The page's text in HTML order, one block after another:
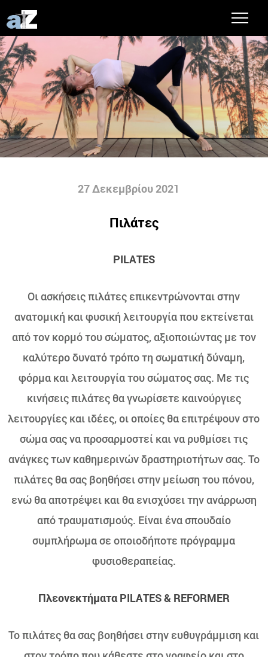
27 Δεκεμβρίου 2021
Πιλάτες
PILATES
Οι ασκήσεις πιλάτες επικεντρώνονται στην
ανατομική και φυσική λειτουργία που εκτείνεται
από τον κορμό του σώματος, αξιοποιώντας με τον
καλύτερο δυνατό τρόπο τη σωματική δύναμη,
φόρμα και λειτουργία του σώματος σας. Με τις
κινήσεις πιλάτες θα γνωρίσετε καινούργιες
λειτουργίες και ιδέες, οι οποίες θα επιτρέψουν στο
σώμα σας να προσαρμοστεί και να ρυθμίσει τις
ανάγκες των καθημερινών δραστηριοτήτων σας. Το
πιλάτες θα σας βοηθήσει στην μείωση του πόνου,
ενώ θα αποτρέψει και θα ενισχύσει την ανάρρωση
από τραυματισμούς. Είναι ένα σπουδαίο
συμπλήρωμα σε οποιοδήποτε πρόγραμμα
φυσιοθεραπείας.
Πλεονεκτήματα PILATES & REFORMER
Το πιλάτες θα σας βοηθήσει στην ευθυγράμμιση και